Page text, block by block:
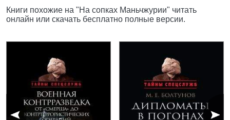
Книги похожие на "На сопках Маньчжурии" читать
онлайн или скачать бесплатно полные версии.